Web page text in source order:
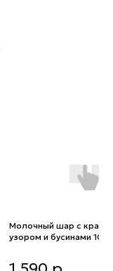
Молочный шар с
узором и бусинами 10
узором и бусинами 10 см